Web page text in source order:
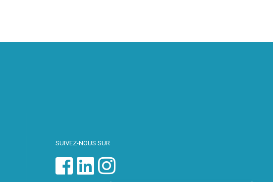
SUIVEZ-NOUS SUR